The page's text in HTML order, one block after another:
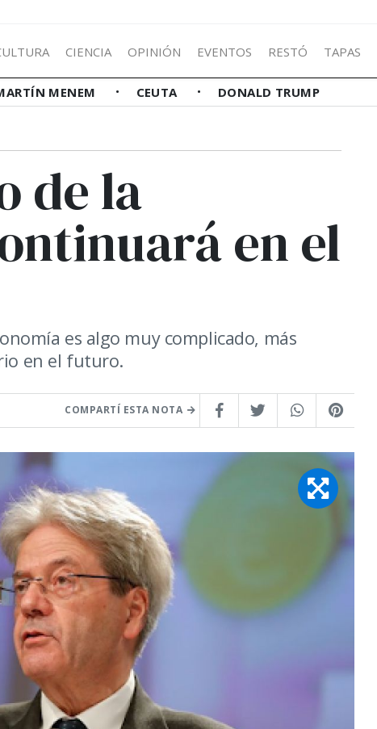
CIENCIA OPINIÓN EVENTOS RESTÓ TAPAS
MENEM CEUTA DONALD TRUMP
de la
en el
es algo muy complicado, más
en el futuro.
COMPARTÍ ESTA NOTA